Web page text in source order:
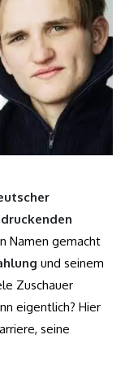
Namen gemacht
und seinem
Zuschauer
eigentlich? Hier
seine